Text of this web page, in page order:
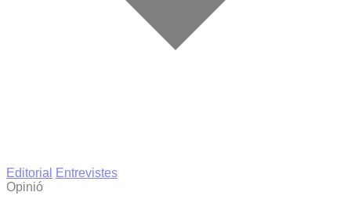
Editorial
Entrevistes
Opinió